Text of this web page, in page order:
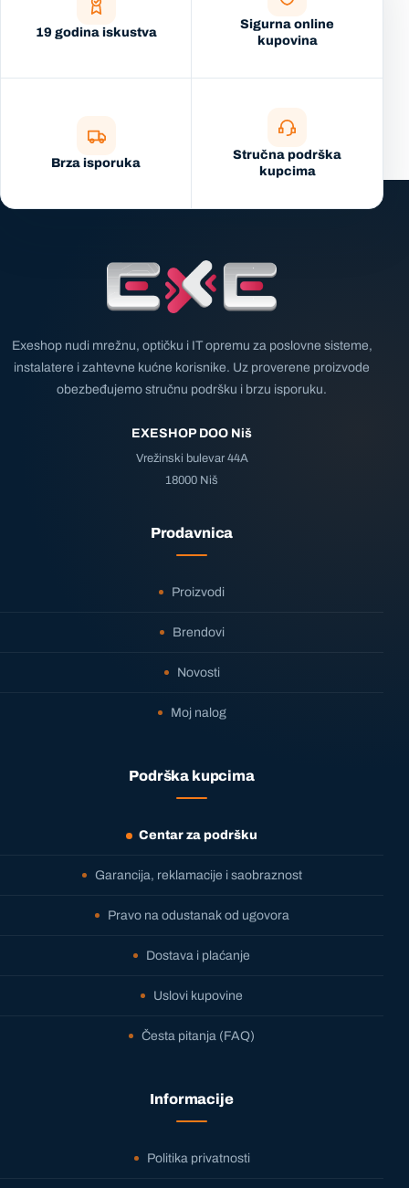
19 godina iskustva
Sigurna online
kupovina
Brza isporuka
Stručna podrška
kupcima
Exeshop nudi mrežnu, optičku i IT opremu za poslovne sisteme,
instalatere i zahtevne kućne korisnike. Uz proverene proizvode
obezbeđujemo stručnu podršku i brzu isporuku.
EXESHOP DOO Niš
Vrežinski bulevar 44A
18000 Niš
Prodavnica
Proizvodi
Brendovi
Novosti
Moj nalog
Podrška kupcima
Centar za podršku
Garancija, reklamacije i saobraznost
Pravo na odustanak od ugovora
Dostava i plaćanje
Uslovi kupovine
Česta pitanja (FAQ)
Informacije
Politika privatnosti